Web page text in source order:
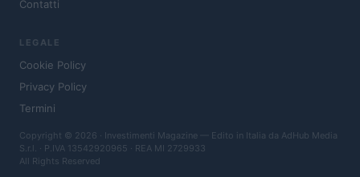
Contatti
LEGALE
Cookie Policy
Privacy Policy
Termini
Copyright © 2026 · Investimenti Magazine — Edito in Italia da AdHub Media
S.r.l. · P.IVA 13542920965 · REA MI 2729933
All Rights Reserved